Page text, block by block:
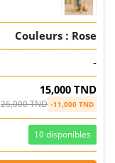
Couleurs : Rose
-
15,000 TND
26,000 TND -11,000 TND
10 disponibles